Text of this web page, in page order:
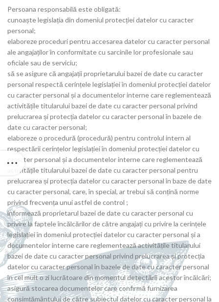
Persoana responsabilă este obligată:
cunoaște legislația din domeniul protecției datelor cu caracter
personal;
elaboreze proceduri pentru accesarea datelor cu caracter personal
ale angajaților în conformitate cu sarcinile lor profesionale sau
oficiale sau de serviciu;
să se asigure că angajații proprietarului bazei de date cu caracter
personal respectă cerințele legislației în domeniul protecției datelor
cu caracter personal și a documentelor interne care reglementează
activitățile titularului bazei de date cu caracter personal privind
prelucrarea și protecția datelor cu caracter personal în bazele de
date cu caracter personal;
elaboreze o procedură (procedură) pentru controlul intern al
respectării cerințelor legislației în domeniul protecției datelor cu
caracter personal și a documentelor interne care reglementează
activitățile titularului bazei de date cu caracter personal pentru
prelucrarea și protecția datelor cu caracter personal în baze de date
cu caracter personal, care, în special, ar trebui să conțină norme
privind frecvența unui astfel de control ;
informează proprietarul bazei de date cu caracter personal cu
privire la faptele încălcărilor de către angajați cu privire la cerințele
legislației în domeniul protecției datelor cu caracter personal și a
documentelor interne care reglementează activitățile titularului
bazei de date cu caracter personal privind prelucrarea și protecția
datelor cu caracter personal în bazele de date cu caracter personal
în cel mult o zi lucrătoare din momentul detectării acestor încălcări;
asigură stocarea documentelor care confirmă furnizarea
consimțământului de către subiectul datelor cu caracter personal la